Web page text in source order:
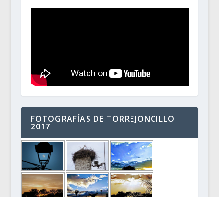
FOTOGRAFÍAS DE TORREJONCILLO
2017